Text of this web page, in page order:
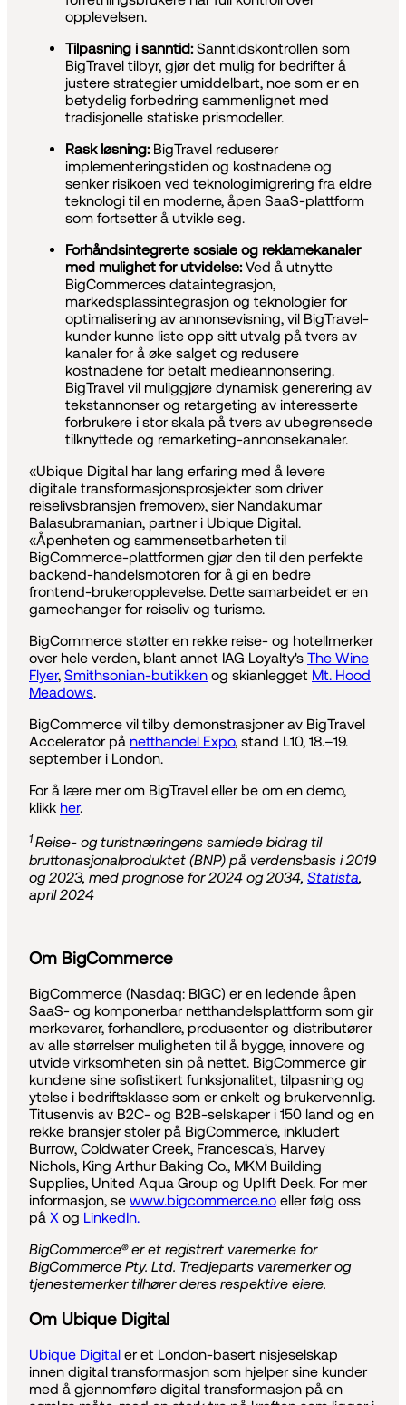
opplevelsen.
Tilpasning i sanntid:Sanntidskontrollen som
BigTravel tilbyr, gjør det mulig for bedrifter å
justere strategier umiddelbart, noe som er en
betydelig forbedring sammenlignet med
tradisjonelle statiske prismodeller.
Rask løsning:BigTravel reduserer
implementeringstiden og kostnadene og
senker risikoen ved teknologimigrering fra eldre
teknologi til en moderne, åpen SaaS-plattform
som fortsetter å utvikle seg.
Forhåndsintegrerte sosiale og reklamekanaler
med mulighet for utvidelse:Ved å utnytte
BigCommerces dataintegrasjon,
markedsplassintegrasjon og teknologier for
optimalisering av annonsevisning, vil BigTravel-
kunder kunne liste opp sitt utvalg på tvers av
kanaler for å øke salget og redusere
kostnadene for betalt medieannonsering.
BigTravel vil muliggjøre dynamisk generering av
tekstannonser og retargeting av interesserte
forbrukere i stor skala på tvers av ubegrensede
tilknyttede og remarketing-annonsekanaler.
«Ubique Digital har lang erfaring med å levere
digitale transformasjonsprosjekter som driver
reiselivsbransjen fremover», sier Nandakumar
Balasubramanian, partner i Ubique Digital.
«Åpenheten og sammensetbarheten til
BigCommerce-plattformen gjør den til den perfekte
backend-handelsmotoren for å gi en bedre
frontend-brukeropplevelse. Dette samarbeidet er en
gamechanger for reiseliv og turisme.
BigCommerce støtter en rekke reise- og hotellmerker
over hele verden, blant annet IAG Loyalty's The Wine
Flyer, Smithsonian-butikken og skianlegget Mt. Hood
Meadows.
BigCommerce vil tilby demonstrasjoner av BigTravel
Accelerator på netthandel Expo, stand L10, 18.–19.
september i London.
For å lære mer om BigTravel eller be om en demo,
klikk her.
1Reise- og turistnæringens samlede bidrag til
bruttonasjonalproduktet (BNP) på verdensbasis i 2019
og 2023, med prognose for 2024 og 2034, Statista,
april 2024
Om BigCommerce
BigCommerce (Nasdaq: BIGC) er en ledende åpen
SaaS- og komponerbar netthandelsplattform som gir
merkevarer, forhandlere, produsenter og distributører
av alle størrelser muligheten til å bygge, innovere og
utvide virksomheten sin på nettet. BigCommerce gir
kundene sine sofistikert funksjonalitet, tilpasning og
ytelse i bedriftsklasse som er enkelt og brukervennlig.
Titusenvis av B2C- og B2B-selskaper i 150 land og en
rekke bransjer stoler på BigCommerce, inkludert
Burrow, Coldwater Creek, Francesca's, Harvey
Nichols, King Arthur Baking Co., MKM Building
Supplies, United Aqua Group og Uplift Desk. For mer
informasjon, se www.bigcommerce.no eller følg oss
på X og LinkedIn.
BigCommerce® er et registrert varemerke for
BigCommerce Pty. Ltd. Tredjeparts varemerker og
tjenestemerker tilhører deres respektive eiere.
Om Ubique Digital
Ubique Digital er et London-basert nisjeselskap
innen digital transformasjon som hjelper sine kunder
med å gjennomføre digital transformasjon på en